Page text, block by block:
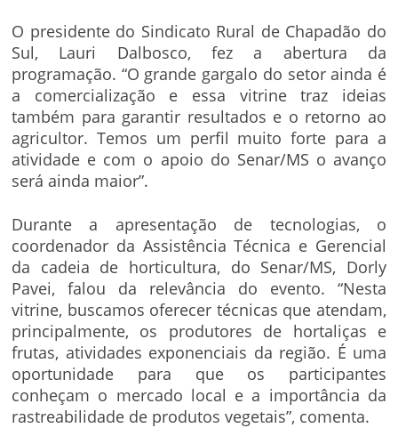
O presidente do Sindicato Rural de Chapadão do
Sul, Lauri Dalbosco, fez a abertura da
programação. “O grande gargalo do setor ainda é
a comercialização e essa vitrine traz ideias
também para garantir resultados e o retorno ao
agricultor. Temos um perfil muito forte para a
atividade e com o apoio do Senar/MS o avanço
será ainda maior”.
Durante a apresentação de tecnologias, o
coordenador da Assistência Técnica e Gerencial
da cadeia de horticultura, do Senar/MS, Dorly
Pavei, falou da relevância do evento. “Nesta
vitrine, buscamos oferecer técnicas que atendam,
principalmente, os produtores de hortaliças e
frutas, atividades exponenciais da região. É uma
oportunidade para que os participantes
conheçam o mercado local e a importância da
rastreabilidade de produtos vegetais”, comenta.